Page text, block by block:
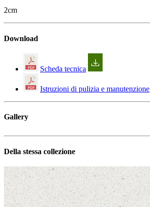
2cm
Download
Scheda tecnica
Istruzioni di pulizia e manutenzione
Gallery
Della stessa collezione